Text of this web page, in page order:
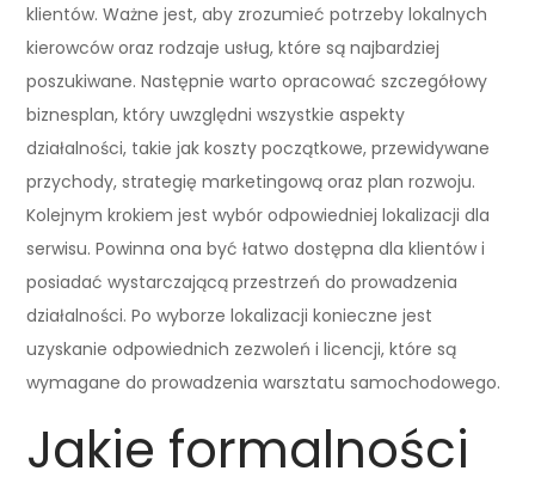
klientów. Ważne jest, aby zrozumieć potrzeby lokalnych
kierowców oraz rodzaje usług, które są najbardziej
poszukiwane. Następnie warto opracować szczegółowy
biznesplan, który uwzględni wszystkie aspekty
działalności, takie jak koszty początkowe, przewidywane
przychody, strategię marketingową oraz plan rozwoju.
Kolejnym krokiem jest wybór odpowiedniej lokalizacji dla
serwisu. Powinna ona być łatwo dostępna dla klientów i
posiadać wystarczającą przestrzeń do prowadzenia
działalności. Po wyborze lokalizacji konieczne jest
uzyskanie odpowiednich zezwoleń i licencji, które są
wymagane do prowadzenia warsztatu samochodowego.
Jakie formalności